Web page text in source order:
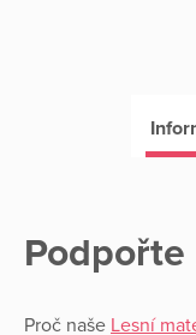
Podpořte
Proč naše Lesní